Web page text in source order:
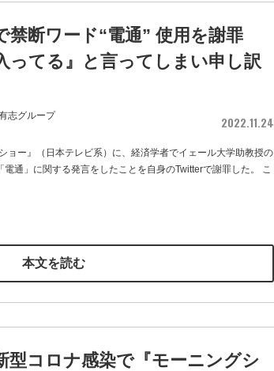
禁断ワード“電通” 使用を謝罪
ってる』と言ってしまい申し訳
志グループ 2022.11.24
ョー』（日本テレビ系）に、経済学者でイェール大学助教授の
通」に関する発言をしたことを自身のTwitterで謝罪した。 こ
本文を読む
型コロナ感染で『モーニングシ